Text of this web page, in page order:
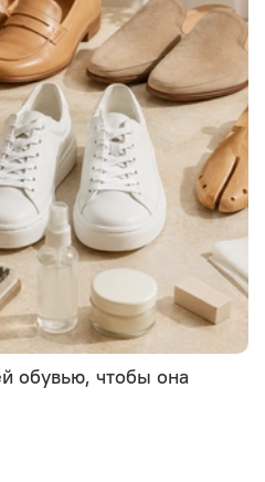
обувью, чтобы она